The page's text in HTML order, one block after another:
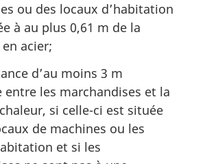
ou des locaux d’habitation
à au plus 0,61 m de la
acier;
d’au moins 3 m
entre les marchandises et la
si celle-ci est située
de machines ou les
et si les